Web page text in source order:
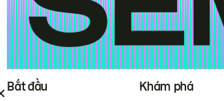
Bắt đầu Khám phá